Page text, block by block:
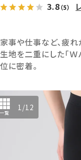
3.8（5）
家事や仕事など、疲
生地を二重にした「Ｗ
位に密着。
一覧
1/12